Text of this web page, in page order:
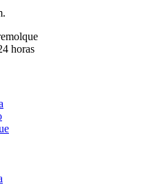
horas